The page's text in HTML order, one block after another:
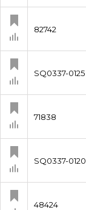
82742
SQ0337-0125
71838
SQ0337-0120
48424